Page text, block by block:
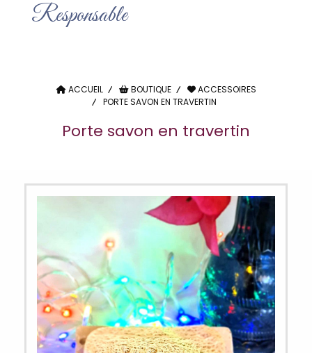
Responsable
ACCUEIL BOUTIQUE
ACCESSOIRES
PORTE SAVON EN TRAVERTIN
Porte savon en travertin